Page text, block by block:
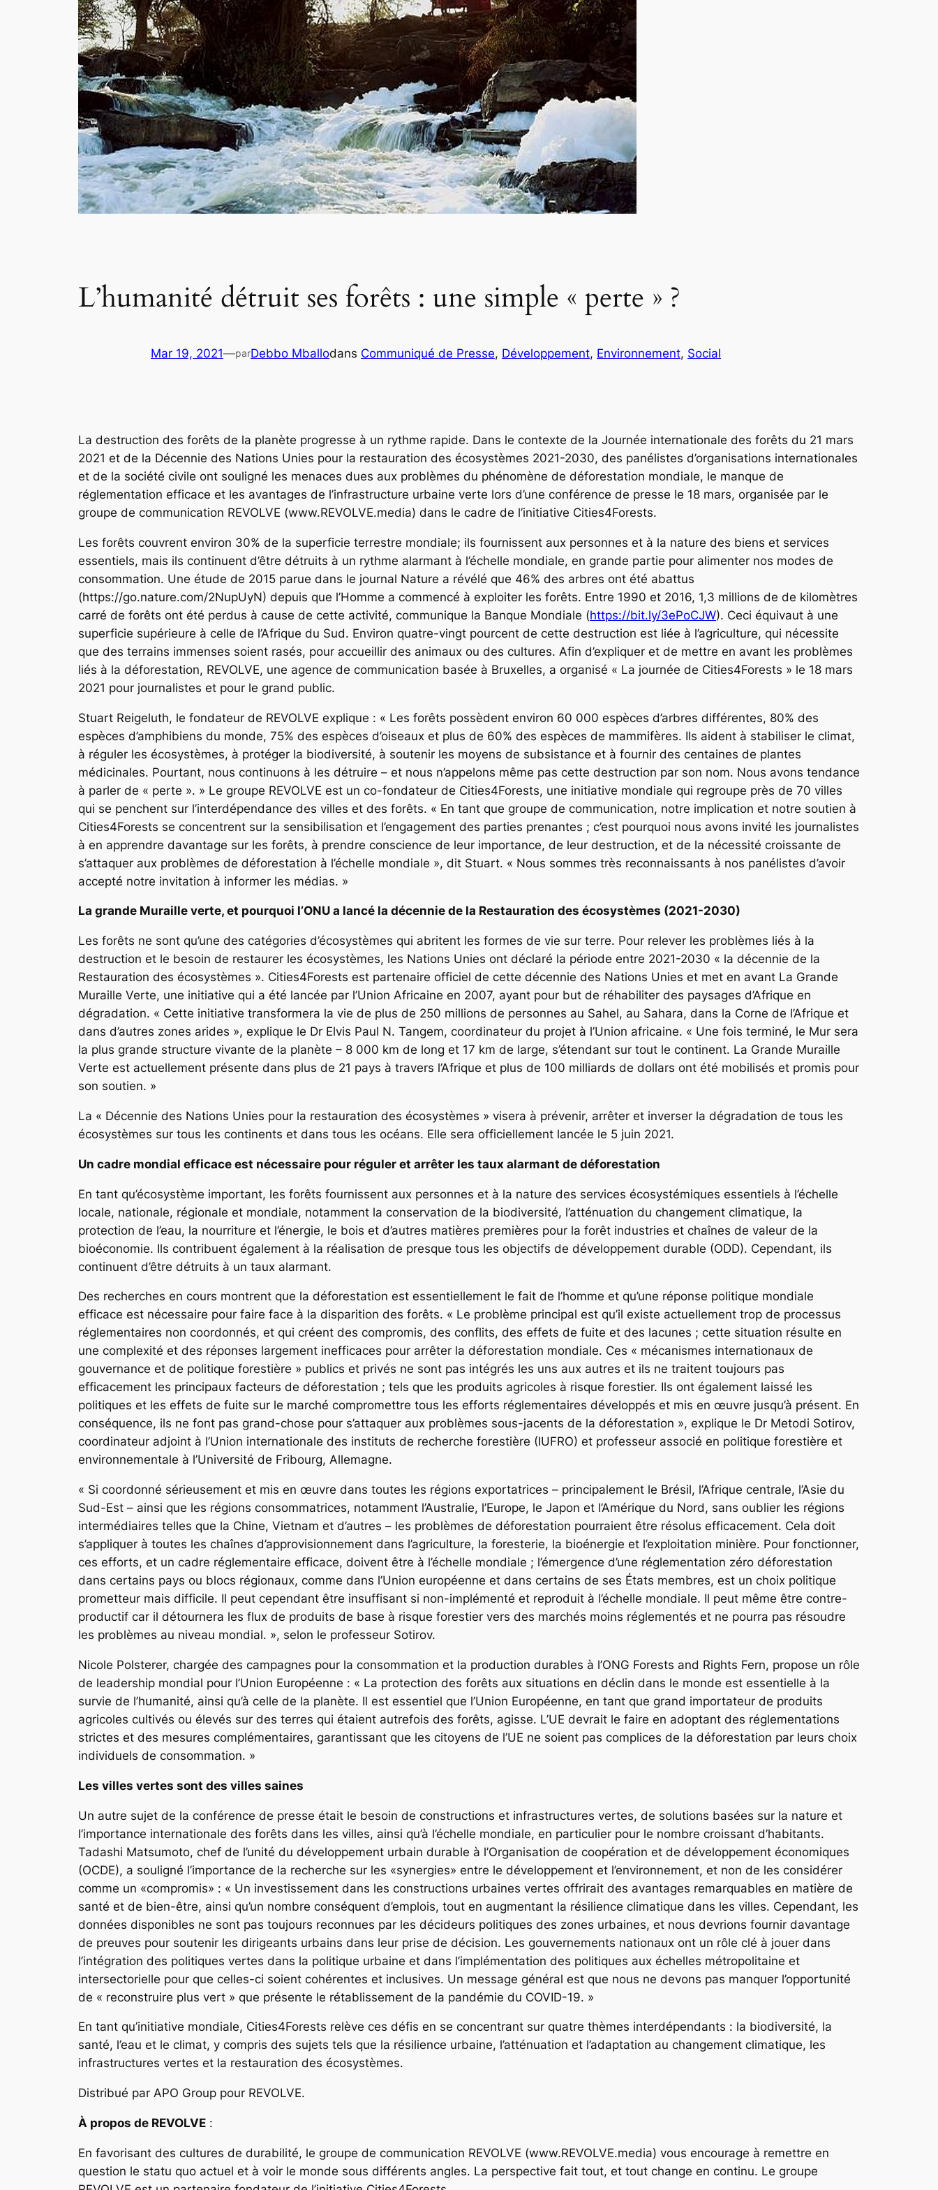
L’humanité détruit ses forêts : une simple « perte » ?
Mar 19, 2021—parDebbo Mballodans Communiqué de Presse, Développement, Environnement, Social
La destruction des forêts de la planète progresse à un rythme rapide. Dans le contexte de la Journée internationale des forêts du 21 mars
2021 et de la Décennie des Nations Unies pour la restauration des écosystèmes 2021-2030, des panélistes d’organisations internationales
et de la société civile ont souligné les menaces dues aux problèmes du phénomène de déforestation mondiale, le manque de
réglementation efficace et les avantages de l’infrastructure urbaine verte lors d’une conférence de presse le 18 mars, organisée par le
groupe de communication REVOLVE (www.REVOLVE.media) dans le cadre de l’initiative Cities4Forests.
Les forêts couvrent environ 30% de la superficie terrestre mondiale; ils fournissent aux personnes et à la nature des biens et services
essentiels, mais ils continuent d’être détruits à un rythme alarmant à l’échelle mondiale, en grande partie pour alimenter nos modes de
consommation. Une étude de 2015 parue dans le journal Nature a révélé que 46% des arbres ont été abattus
(https://go.nature.com/2NupUyN) depuis que l’Homme a commencé à exploiter les forêts. Entre 1990 et 2016, 1,3 millions de de kilomètres
carré de forêts ont été perdus à cause de cette activité, communique la Banque Mondiale (https://bit.ly/3ePoCJW). Ceci équivaut à une
superficie supérieure à celle de l’Afrique du Sud. Environ quatre-vingt pourcent de cette destruction est liée à l’agriculture, qui nécessite
que des terrains immenses soient rasés, pour accueillir des animaux ou des cultures. Afin d’expliquer et de mettre en avant les problèmes
liés à la déforestation, REVOLVE, une agence de communication basée à Bruxelles, a organisé « La journée de Cities4Forests » le 18 mars
2021 pour journalistes et pour le grand public.
Stuart Reigeluth, le fondateur de REVOLVE explique : « Les forêts possèdent environ 60 000 espèces d’arbres différentes, 80% des
espèces d’amphibiens du monde, 75% des espèces d’oiseaux et plus de 60% des espèces de mammifères. Ils aident à stabiliser le climat,
à réguler les écosystèmes, à protéger la biodiversité, à soutenir les moyens de subsistance et à fournir des centaines de plantes
médicinales. Pourtant, nous continuons à les détruire – et nous n’appelons même pas cette destruction par son nom. Nous avons tendance
à parler de « perte ». » Le groupe REVOLVE est un co-fondateur de Cities4Forests, une initiative mondiale qui regroupe près de 70 villes
qui se penchent sur l’interdépendance des villes et des forêts. « En tant que groupe de communication, notre implication et notre soutien à
Cities4Forests se concentrent sur la sensibilisation et l’engagement des parties prenantes ; c’est pourquoi nous avons invité les journalistes
à en apprendre davantage sur les forêts, à prendre conscience de leur importance, de leur destruction, et de la nécessité croissante de
s’attaquer aux problèmes de déforestation à l’échelle mondiale », dit Stuart. « Nous sommes très reconnaissants à nos panélistes d’avoir
accepté notre invitation à informer les médias. »
La grande Muraille verte, et pourquoi l’ONU a lancé la décennie de la Restauration des écosystèmes (2021-2030)
Les forêts ne sont qu’une des catégories d’écosystèmes qui abritent les formes de vie sur terre. Pour relever les problèmes liés à la
destruction et le besoin de restaurer les écosystèmes, les Nations Unies ont déclaré la période entre 2021-2030 « la décennie de la
Restauration des écosystèmes ». Cities4Forests est partenaire officiel de cette décennie des Nations Unies et met en avant La Grande
Muraille Verte, une initiative qui a été lancée par l’Union Africaine en 2007, ayant pour but de réhabiliter des paysages d’Afrique en
dégradation. « Cette initiative transformera la vie de plus de 250 millions de personnes au Sahel, au Sahara, dans la Corne de l’Afrique et
dans d’autres zones arides », explique le Dr Elvis Paul N. Tangem, coordinateur du projet à l’Union africaine. « Une fois terminé, le Mur sera
la plus grande structure vivante de la planète – 8 000 km de long et 17 km de large, s’étendant sur tout le continent. La Grande Muraille
Verte est actuellement présente dans plus de 21 pays à travers l’Afrique et plus de 100 milliards de dollars ont été mobilisés et promis pour
son soutien. »
La « Décennie des Nations Unies pour la restauration des écosystèmes » visera à prévenir, arrêter et inverser la dégradation de tous les
écosystèmes sur tous les continents et dans tous les océans. Elle sera officiellement lancée le 5 juin 2021.
Un cadre mondial efficace est nécessaire pour réguler et arrêter les taux alarmant de déforestation
En tant qu’écosystème important, les forêts fournissent aux personnes et à la nature des services écosystémiques essentiels à l’échelle
locale, nationale, régionale et mondiale, notamment la conservation de la biodiversité, l’atténuation du changement climatique, la
protection de l’eau, la nourriture et l’énergie, le bois et d’autres matières premières pour la forêt industries et chaînes de valeur de la
bioéconomie. Ils contribuent également à la réalisation de presque tous les objectifs de développement durable (ODD). Cependant, ils
continuent d’être détruits à un taux alarmant.
Des recherches en cours montrent que la déforestation est essentiellement le fait de l’homme et qu’une réponse politique mondiale
efficace est nécessaire pour faire face à la disparition des forêts. « Le problème principal est qu’il existe actuellement trop de processus
réglementaires non coordonnés, et qui créent des compromis, des conflits, des effets de fuite et des lacunes ; cette situation résulte en
une complexité et des réponses largement inefficaces pour arrêter la déforestation mondiale. Ces « mécanismes internationaux de
gouvernance et de politique forestière » publics et privés ne sont pas intégrés les uns aux autres et ils ne traitent toujours pas
efficacement les principaux facteurs de déforestation ; tels que les produits agricoles à risque forestier. Ils ont également laissé les
politiques et les effets de fuite sur le marché compromettre tous les efforts réglementaires développés et mis en œuvre jusqu’à présent. En
conséquence, ils ne font pas grand-chose pour s’attaquer aux problèmes sous-jacents de la déforestation », explique le Dr Metodi Sotirov,
coordinateur adjoint à l’Union internationale des instituts de recherche forestière (IUFRO) et professeur associé en politique forestière et
environnementale à l’Université de Fribourg, Allemagne.
« Si coordonné sérieusement et mis en œuvre dans toutes les régions exportatrices – principalement le Brésil, l’Afrique centrale, l’Asie du
Sud-Est – ainsi que les régions consommatrices, notamment l’Australie, l’Europe, le Japon et l’Amérique du Nord, sans oublier les régions
intermédiaires telles que la Chine, Vietnam et d’autres – les problèmes de déforestation pourraient être résolus efficacement. Cela doit
s’appliquer à toutes les chaînes d’approvisionnement dans l’agriculture, la foresterie, la bioénergie et l’exploitation minière. Pour fonctionner,
ces efforts, et un cadre réglementaire efficace, doivent être à l’échelle mondiale ; l’émergence d’une réglementation zéro déforestation
dans certains pays ou blocs régionaux, comme dans l’Union européenne et dans certains de ses États membres, est un choix politique
prometteur mais difficile. Il peut cependant être insuffisant si non-implémenté et reproduit à l’échelle mondiale. Il peut même être contre-
productif car il détournera les flux de produits de base à risque forestier vers des marchés moins réglementés et ne pourra pas résoudre
les problèmes au niveau mondial. », selon le professeur Sotirov.
Nicole Polsterer, chargée des campagnes pour la consommation et la production durables à l’ONG Forests and Rights Fern, propose un rôle
de leadership mondial pour l’Union Européenne : « La protection des forêts aux situations en déclin dans le monde est essentielle à la
survie de l’humanité, ainsi qu’à celle de la planète. Il est essentiel que l’Union Européenne, en tant que grand importateur de produits
agricoles cultivés ou élevés sur des terres qui étaient autrefois des forêts, agisse. L’UE devrait le faire en adoptant des réglementations
strictes et des mesures complémentaires, garantissant que les citoyens de l’UE ne soient pas complices de la déforestation par leurs choix
individuels de consommation. »
Les villes vertes sont des villes saines
Un autre sujet de la conférence de presse était le besoin de constructions et infrastructures vertes, de solutions basées sur la nature et
l’importance internationale des forêts dans les villes, ainsi qu’à l’échelle mondiale, en particulier pour le nombre croissant d’habitants.
Tadashi Matsumoto, chef de l’unité du développement urbain durable à l’Organisation de coopération et de développement économiques
(OCDE), a souligné l’importance de la recherche sur les «synergies» entre le développement et l’environnement, et non de les considérer
comme un «compromis» : « Un investissement dans les constructions urbaines vertes offrirait des avantages remarquables en matière de
santé et de bien-être, ainsi qu’un nombre conséquent d’emplois, tout en augmentant la résilience climatique dans les villes. Cependant, les
données disponibles ne sont pas toujours reconnues par les décideurs politiques des zones urbaines, et nous devrions fournir davantage
de preuves pour soutenir les dirigeants urbains dans leur prise de décision. Les gouvernements nationaux ont un rôle clé à jouer dans
l’intégration des politiques vertes dans la politique urbaine et dans l’implémentation des politiques aux échelles métropolitaine et
intersectorielle pour que celles-ci soient cohérentes et inclusives. Un message général est que nous ne devons pas manquer l’opportunité
de « reconstruire plus vert » que présente le rétablissement de la pandémie du COVID-19. »
En tant qu’initiative mondiale, Cities4Forests relève ces défis en se concentrant sur quatre thèmes interdépendants : la biodiversité, la
santé, l’eau et le climat, y compris des sujets tels que la résilience urbaine, l’atténuation et l’adaptation au changement climatique, les
infrastructures vertes et la restauration des écosystèmes.
Distribué par APO Group pour REVOLVE.
À propos de REVOLVE :
En favorisant des cultures de durabilité, le groupe de communication REVOLVE (www.REVOLVE.media) vous encourage à remettre en
question le statu quo actuel et à voir le monde sous différents angles. La perspective fait tout, et tout change en continu. Le groupe